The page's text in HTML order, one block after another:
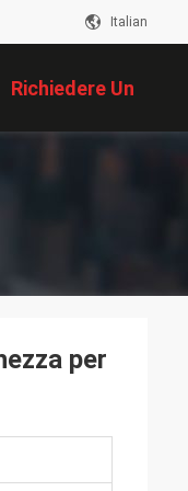
Italian
Richiedere Un
Preventivo
per